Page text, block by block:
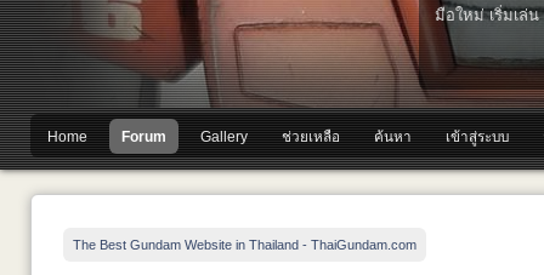
มือใหม่ เริ่มเล่น
Home Forum Gallery ช่วยเหลือ ค้นหา เข้าสู่ระบบ
The Best Gundam Website in Thailand - ThaiGundam.com